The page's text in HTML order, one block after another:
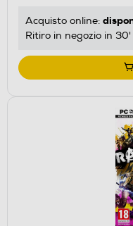
Acquisto online:
Ritiro in negozio in